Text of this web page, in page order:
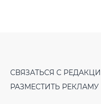
СВЯЗАТЬСЯ С
РАЗМЕСТИТЬ РЕКЛАМУ